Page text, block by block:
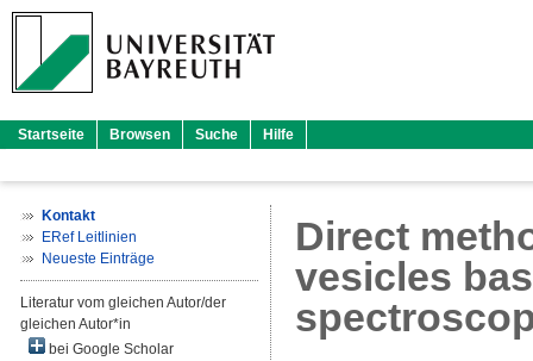
Startseite Browsen Suche Hilfe
Kontakt
ERef Leitlinien
Neueste Einträge
Literatur vom gleichen Autor/der
gleichen Autor*in
bei Google Scholar
Direct
vesicles